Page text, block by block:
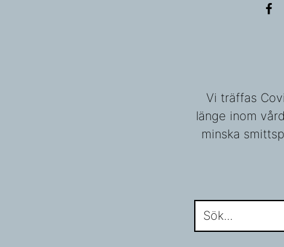
Vi träffas
länge inom
minska
Sök...